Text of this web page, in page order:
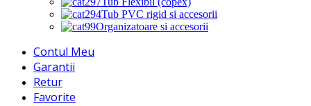
Tub PVC rigid si accesorii
Organizatoare si accesorii
Contul Meu
Garantii
Retur
Favorite